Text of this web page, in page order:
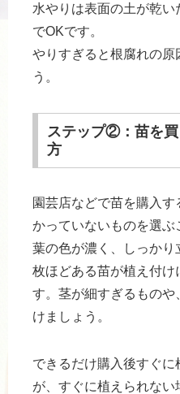
水やりは表面の土が乾
でOKです。
やりすぎると根腐れの原
う。
ステップ②：苗を
方
園芸店などで苗を購入
かっていないものを選ぶ
葉の色が濃く、しっか
枚ほどある苗が植え付
す。茎が細すぎるもの
けましょう。
できるだけ購入後すぐ
が、すぐに植えられない